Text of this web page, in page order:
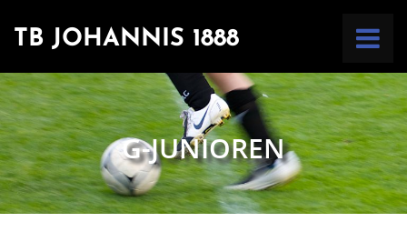
TB JOHANNIS 1888
HOME
VEREIN
ABTEILUNGEN
G-JUNIOREN